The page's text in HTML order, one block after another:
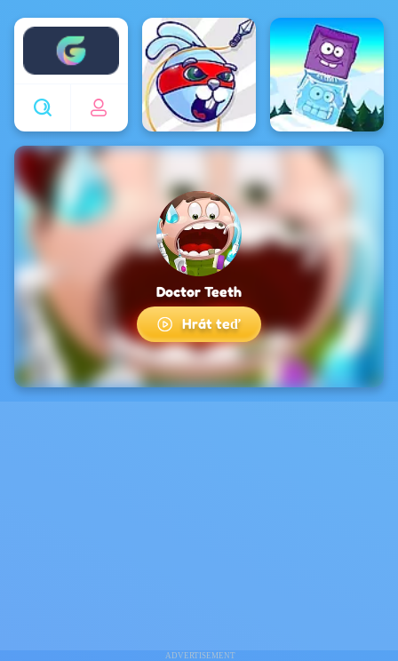
Enjoy4fun
ADVERTISEMENT
Doctor Teeth
Hrát teď